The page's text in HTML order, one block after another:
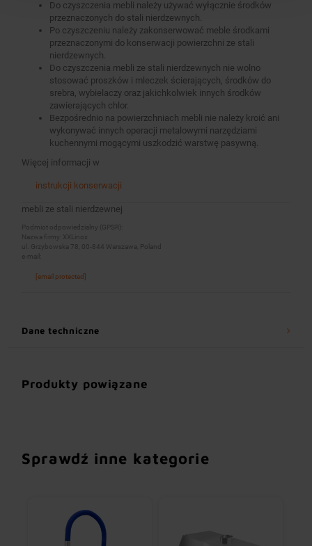
Do czyszczenia mebli należy używać wyłącznie środków
przeznaczonych do stali nierdzewnych.
Po czyszczeniu należy zakonserwować meble środkami
przeznaczonymi do konserwacji powierzchni ze stali
nierdzewnych.
Do czyszczenia mebli ze stali nierdzewnych nie wolno
stosować proszków i mleczek ścierających, środków do
srebra, wybielaczy oraz jakichkolwiek innych środków
zawierających chlor.
Bezpośrednio na powierzchniach mebli nie należy kroić ani
wykonywać innych operacji metalowymi narzędziami
kuchennymi mogącymi uszkodzić warstwę pasywną.
Więcej informacji w
instrukcji konserwacji
mebli ze stali nierdzewnej
Podmiot odpowiedzialny (GPSR):
Nazwa firmy: XXLinox
ul. Grzybowska 78, 00-844 Warszawa, Poland
e-mail:
[email protected]
Dane techniczne
Produkty powiązane
Sprawdź inne kategorie